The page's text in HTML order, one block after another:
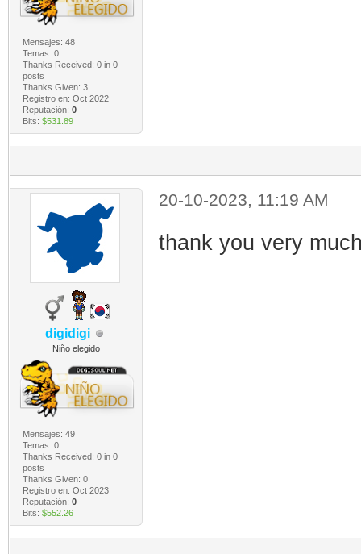
Mensajes: 48
Temas: 0
Thanks Received: 0in 0
posts
Thanks Given: 3
Registro en: Oct 2022
Reputación: 0
Bits: $531.89
digidigi
Niño elegido
Mensajes: 49
Temas: 0
Thanks Received: 0in 0
posts
Thanks Given: 0
Registro en: Oct 2023
Reputación: 0
Bits: $552.26
20-10-2023, 11:19 AM
thank you very